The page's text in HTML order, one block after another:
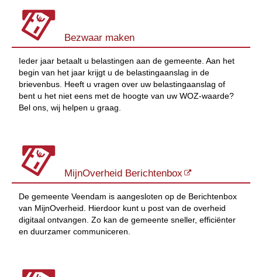
Bezwaar maken
Ieder jaar betaalt u belastingen aan de gemeente. Aan het
begin van het jaar krijgt u de belastingaanslag in de
brievenbus. Heeft u vragen over uw belastingaanslag of
bent u het niet eens met de hoogte van uw WOZ-waarde?
Bel ons, wij helpen u graag.
MijnOverheid Berichtenbox
De gemeente Veendam is aangesloten op de Berichtenbox
van MijnOverheid. Hierdoor kunt u post van de overheid
digitaal ontvangen. Zo kan de gemeente sneller, efficiënter
en duurzamer communiceren.